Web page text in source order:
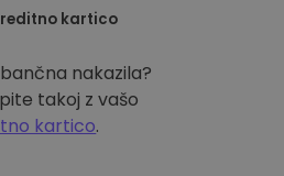
kartico
nakazila?
takoj z vašo
kartico.